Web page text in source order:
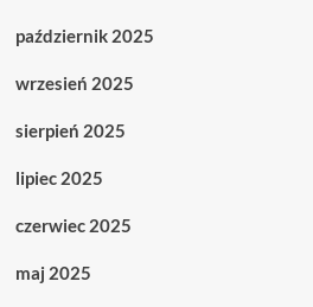
październik 2025
wrzesień 2025
sierpień 2025
lipiec 2025
czerwiec 2025
maj 2025